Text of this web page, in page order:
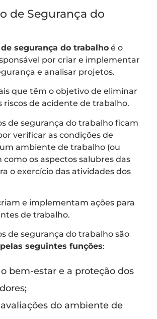
de Segurança do
segurança do trabalho é o
por criar e implementar
e analisar projetos.
que têm o objetivo de eliminar
riscos de acidente de trabalho.
de segurança do trabalho ficam
verificar as condições de
ambiente de trabalho (ou
como os aspectos salubres das
o exercício das atividades dos
e implementam ações para
de trabalho.
de segurança do trabalho são
seguintes funções:
bem-estar e a proteção dos
do ambiente de